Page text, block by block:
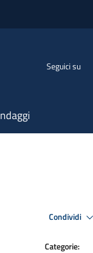
Seguici su
Condividi
Categorie: